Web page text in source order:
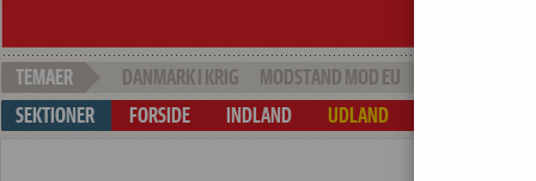
DANMARK I KRIG MODSTAND MOD EU
FORSIDE
INDLAND UDLAND